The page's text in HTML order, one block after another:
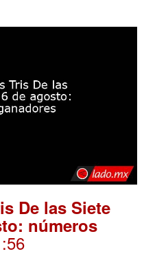
De las Siete
números